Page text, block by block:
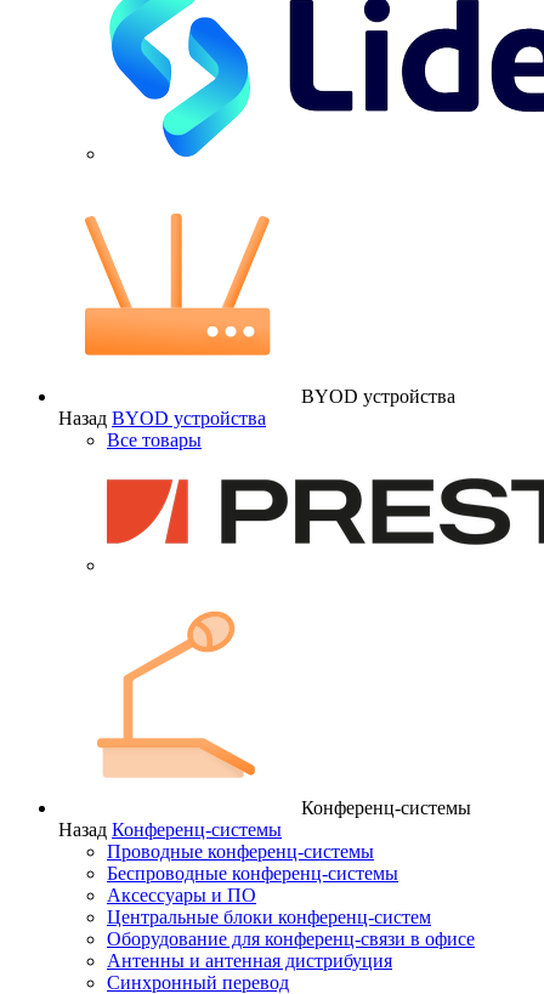
BYOD устройства
Назад BYOD устройства
Все товары
Конференц-системы
Назад Конференц-системы
Проводные конференц-системы
Беспроводные конференц-системы
Аксессуары и ПО
Центральные блоки конференц-систем
Оборудование для конференц-связи в офисе
Антенны и антенная дистрибуция
Синхронный перевод